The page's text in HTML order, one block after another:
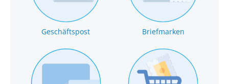
Geschäftspost Briefmarken